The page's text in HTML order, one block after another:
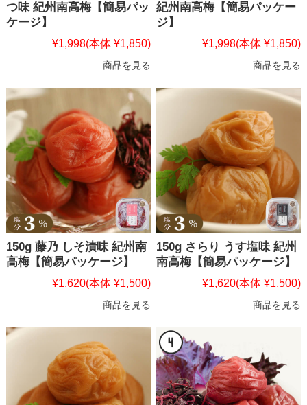
つ味 紀州南高梅【簡易パッ
ケージ】
¥1,998(本体 ¥1,850)
商品を見る
紀州南高梅【簡易パッケー
ジ】
¥1,998(本体 ¥1,850)
商品を見る
150g 藤乃 しそ漬味 紀州南
高梅【簡易パッケージ】
¥1,620(本体 ¥1,500)
商品を見る
150g さらり うす塩味 紀州
南高梅【簡易パッケージ】
¥1,620(本体 ¥1,500)
商品を見る